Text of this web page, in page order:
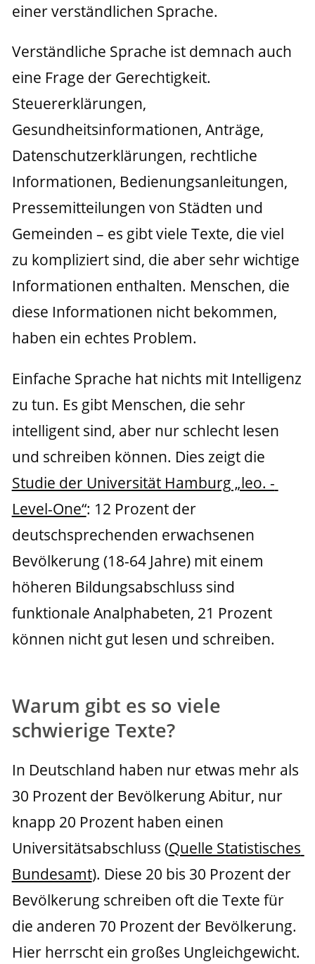
einer verständlichen Sprache.
Verständliche Sprache ist demnach auch
eine Frage der Gerechtigkeit.
Steuererklärungen,
Gesundheitsinformationen, Anträge,
Datenschutzerklärungen, rechtliche
Informationen, Bedienungsanleitungen,
Pressemitteilungen von Städten und
Gemeinden – es gibt viele Texte, die viel
zu kompliziert sind, die aber sehr wichtige
Informationen enthalten. Menschen, die
diese Informationen nicht bekommen,
haben ein echtes Problem.
Einfache Sprache hat nichts mit Intelligenz
zu tun. Es gibt Menschen, die sehr
intelligent sind, aber nur schlecht lesen
Studie der Universität Hamburg „leo. -
Level-One“: 12 Prozent der
deutschsprechenden erwachsenen
Bevölkerung (18-64 Jahre) mit einem
höheren Bildungsabschluss sind
funktionale Analphabeten, 21 Prozent
können nicht gut lesen und schreiben.
Warum gibt es so viele
schwierige Texte?
In Deutschland haben nur etwas mehr als
30 Prozent der Bevölkerung Abitur, nur
knapp 20 Prozent haben einen
Universitätsabschluss (Quelle Statistisches
Bundesamt). Diese 20 bis 30 Prozent der
Bevölkerung schreiben oft die Texte für
die anderen 70 Prozent der Bevölkerung.
Hier herrscht ein großes Ungleichgewicht.